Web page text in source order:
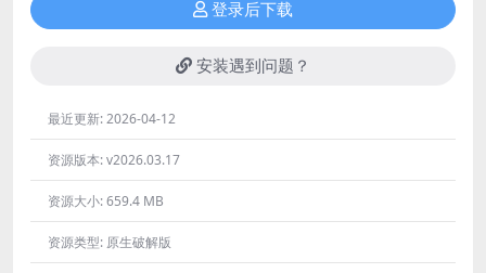
登录后下载
安装遇到问题？
最近更新:2026-04-12
资源版本:v2026.03.17
资源大小:659.4 MB
资源类型: 原生破解版